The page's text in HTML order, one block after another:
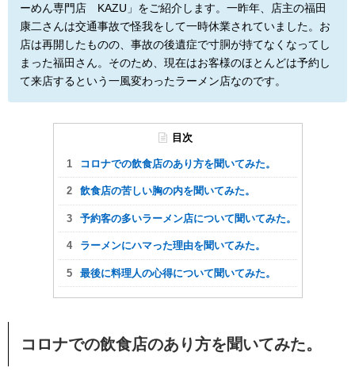
ーめん専門店 KAZU」をご紹介します。一昨年、店主の福田
康二さんは交通事故で怪我をして一時休業されていました。お
店は再開したものの、事故の後遺症で寸胴が持てなくなってし
まった福田さん。そのため、現在はお客様のほとんどは予約し
て来店するという一風変わったラーメン店なのです。
目次
コロナでの飲食店のあり方を聞いてみた。
飲食店の苦しい胸の内を聞いてみた。
予約客の多いラーメン店について聞いてみた。
ラーメンにハマった理由を聞いてみた。
最後に料理人の心得について聞いてみた。
コロナでの飲食店のあり方を聞いてみた。